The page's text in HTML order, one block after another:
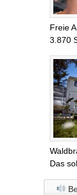
Freie
3.870
Das